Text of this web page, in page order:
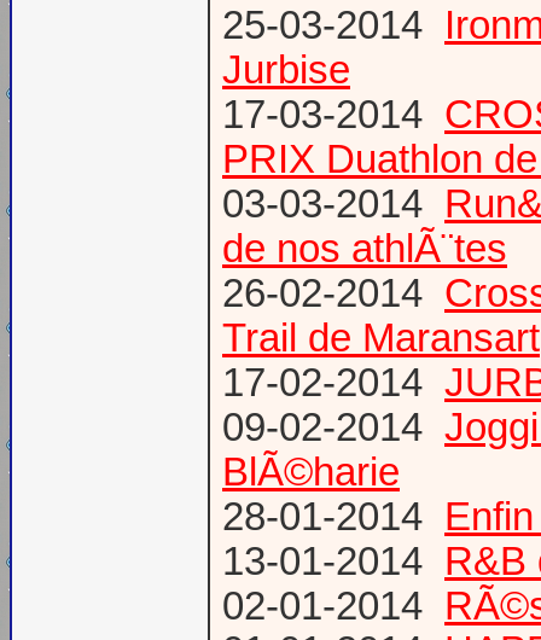
25-03-2014
Jurbise
17-03-2014
PRIX Duathlon
03-03-2014
de nos athlÃ¨tes
26-02-2014
Trail de Maransart
17-02-2014
09-02-2014
BlÃ©harie
28-01-2014
13-01-2014 R&B
02-01-2014